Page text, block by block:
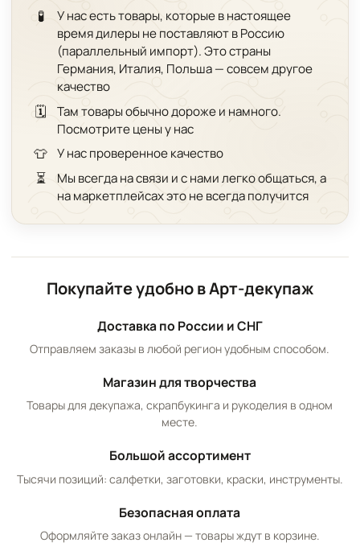
🧪
У нас есть товары, которые в настоящее
время дилеры не поставляют в Россию
(параллельный импорт). Это страны
Германия, Италия, Польша — совсем другое
качество
🗓️
Там товары обычно дороже и намного.
Посмотрите цены у нас
👕 У нас проверенное качество
⏳
Мы всегда на связи и с нами легко общаться, а
на маркетплейсах это не всегда получится
Покупайте удобно в Арт-декупаж
Доставка по России и СНГ
Отправляем заказы в любой регион удобным способом.
Магазин для творчества
Товары для декупажа, скрапбукинга и рукоделия в одном
месте.
Большой ассортимент
Тысячи позиций: салфетки, заготовки, краски, инструменты.
Безопасная оплата
Оформляйте заказ онлайн — товары ждут в корзине.